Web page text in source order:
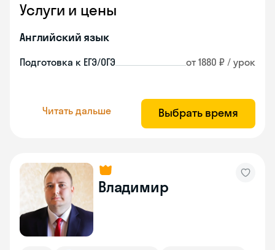
Услуги и цены
Английский язык
Подготовка к ЕГЭ/ОГЭ от 1880 ₽ / урок
Читать дальше Выбрать время
Владимир